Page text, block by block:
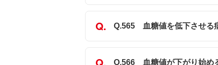
Q.565 血糖値を低下させる
Q.566 血糖値が下がり始め